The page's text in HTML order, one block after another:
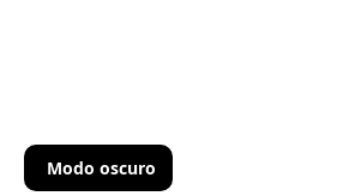
Modo oscuro